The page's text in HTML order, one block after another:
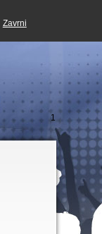
Zavrni
1